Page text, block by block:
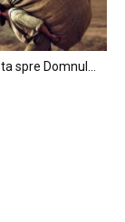
spre Domnul…